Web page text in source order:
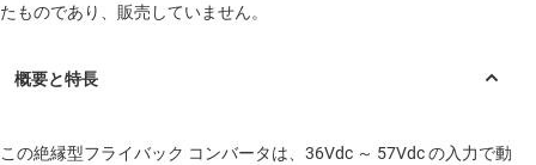
この絶縁型フライバック コンバータは、36Vdc ～ 57Vdc の入力で動
たものであり、販売していません。